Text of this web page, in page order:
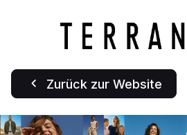
Zurück zur Website